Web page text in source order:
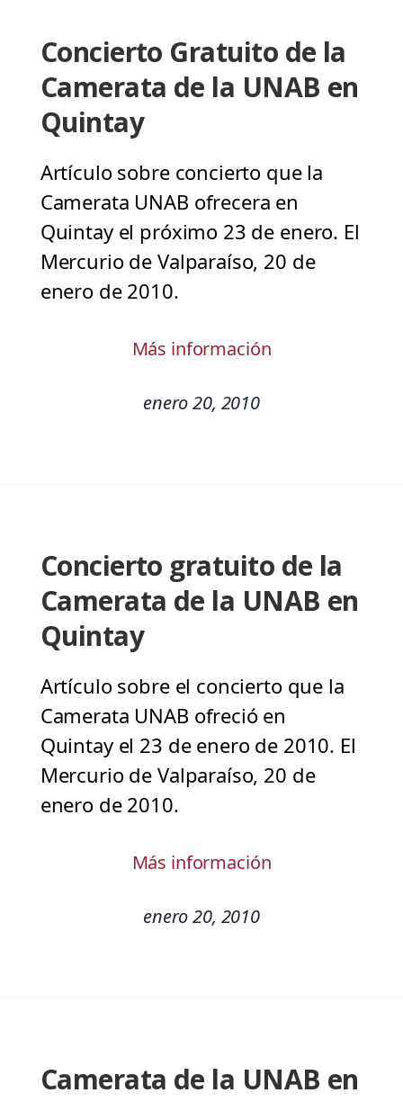
Concierto Gratuito de la
Camerata de la UNAB en
Quintay
Artículo sobre concierto que la
Camerata UNAB ofrecera en
Quintay el próximo 23 de enero. El
Mercurio de Valparaíso, 20 de
enero de 2010.
Más información
enero 20, 2010
Concierto gratuito de la
Camerata de la UNAB en
Quintay
Artículo sobre el concierto que la
Camerata UNAB ofreció en
Quintay el 23 de enero de 2010. El
Mercurio de Valparaíso, 20 de
enero de 2010.
Más información
enero 20, 2010
Camerata de la UNAB en